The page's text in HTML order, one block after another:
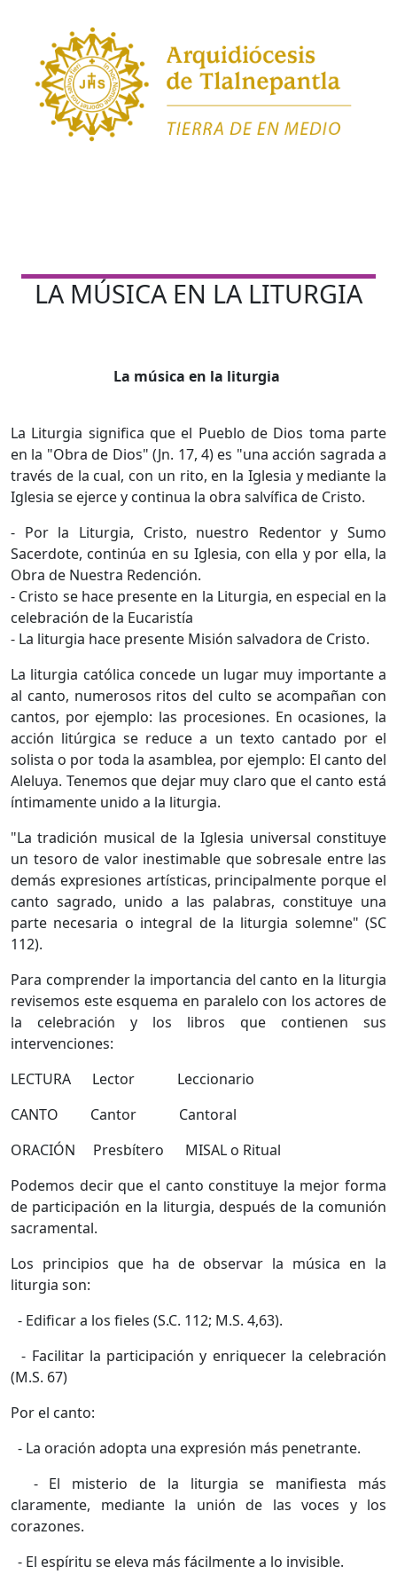
LA MÚSICA EN LA LITURGIA
La música en la liturgia
La Liturgia significa que el Pueblo de Dios toma parte
en la "Obra de Dios" (Jn. 17, 4) es "una acción sagrada a
través de la cual, con un rito, en la Iglesia y mediante la
Iglesia se ejerce y continua la obra salvífica de Cristo.
- Por la Liturgia, Cristo, nuestro Redentor y Sumo
Sacerdote, continúa en su Iglesia, con ella y por ella, la
Obra de Nuestra Redención.
- Cristo se hace presente en la Liturgia, en especial en la
celebración de la Eucaristía
- La liturgia hace presente Misión salvadora de Cristo.
La liturgia católica concede un lugar muy importante a
al canto, numerosos ritos del culto se acompañan con
cantos, por ejemplo: las procesiones. En ocasiones, la
acción litúrgica se reduce a un texto cantado por el
solista o por toda la asamblea, por ejemplo: El canto del
Aleluya. Tenemos que dejar muy claro que el canto está
íntimamente unido a la liturgia.
"La tradición musical de la Iglesia universal constituye
un tesoro de valor inestimable que sobresale entre las
demás expresiones artísticas, principalmente porque el
canto sagrado, unido a las palabras, constituye una
parte necesaria o integral de la liturgia solemne" (SC
112).
Para comprender la importancia del canto en la liturgia
revisemos este esquema en paralelo con los actores de
la celebración y los libros que contienen sus
intervenciones:
LECTURA Lector Leccionario
CANTO Cantor Cantoral
ORACIÓN Presbítero MISAL o Ritual
Podemos decir que el canto constituye la mejor forma
de participación en la liturgia, después de la comunión
sacramental.
Los principios que ha de observar la música en la
liturgia son:
- Edificar a los fieles (S.C. 112; M.S. 4,63).
- Facilitar la participación y enriquecer la celebración
(M.S. 67)
Por el canto:
- La oración adopta una expresión más penetrante.
- El misterio de la liturgia se manifiesta más
claramente, mediante la unión de las voces y los
corazones.
- El espíritu se eleva más fácilmente a lo invisible.